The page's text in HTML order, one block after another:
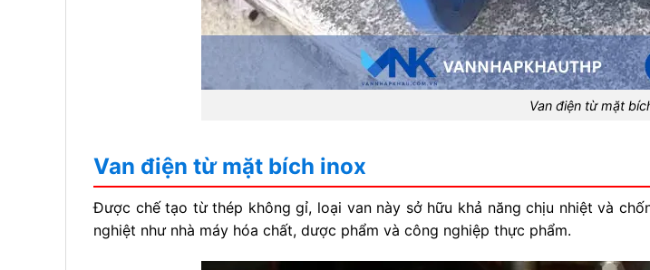
Van điện từ mặt
Van điện từ mặt bích inox
Được chế tạo từ thép không gỉ, loại van này sở hữu khả năng chịu nhiệt và
nghiệt như nhà máy hóa chất, dược phẩm và công nghiệp thực phẩm.